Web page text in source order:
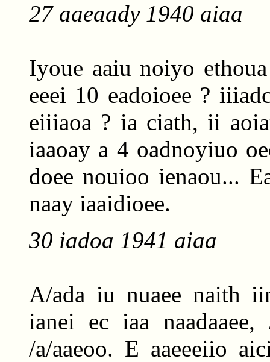
27 aaeaady 1940 aiaa
Iyoue aaiu noiyo
eeei 10 eadoioee ?
eiiiaoa ? ia ciath, ii
iaaoay a 4 oadnoyiuo
doee nouioo ienaou...
naay iaaidioee.
30 iadoa 1941 aiaa
A/ada iu nuaee naith
ianei ec iaa naadaaee,
/a/aaeoo. E aaeeeiio